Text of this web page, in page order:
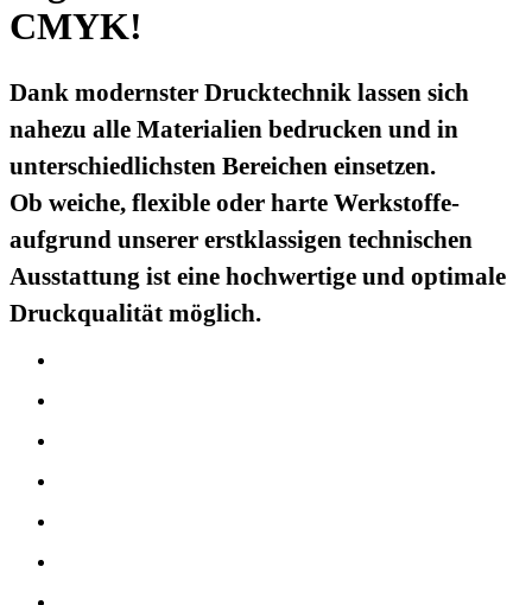
CMYK!
Dank modernster Drucktechnik lassen sich
nahezu alle Materialien bedrucken und in
unterschiedlichsten Bereichen einsetzen.
Ob weiche, flexible oder harte Werkstoffe-
aufgrund unserer erstklassigen technischen
Ausstattung ist eine hochwertige und optimale
Druckqualität möglich.